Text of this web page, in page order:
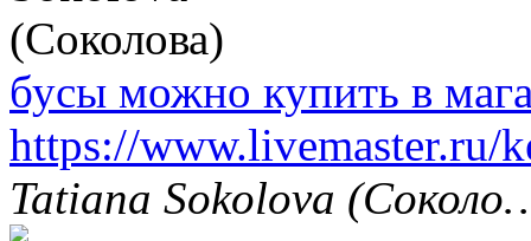
бусы можно купить в
https://www.livemaster.ru/
Tatiana Sokolova